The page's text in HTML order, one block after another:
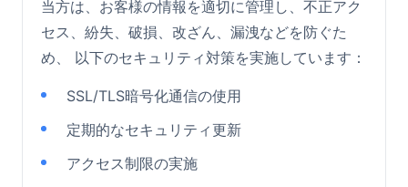
当方は、お客様の情報を適切に管理し、不正アク
セス、紛失、破損、改ざん、漏洩などを防ぐた
め、 以下のセキュリティ対策を実施しています：
SSL/TLS暗号化通信の使用
定期的なセキュリティ更新
アクセス制限の実施